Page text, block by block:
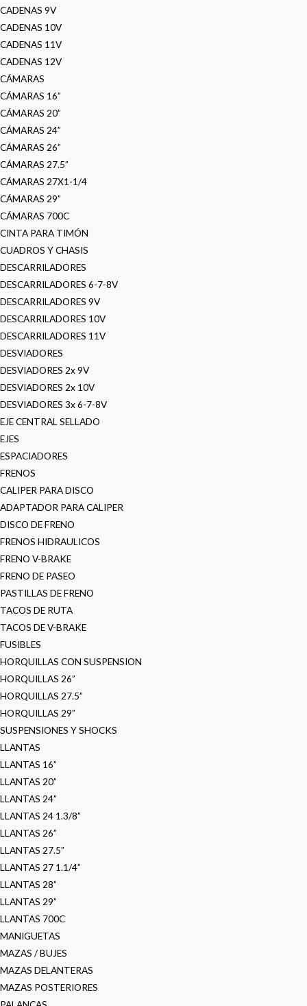
CADENAS 9V
CADENAS 10V
CADENAS 11V
CADENAS 12V
CÁMARAS
CÁMARAS 16”
CÁMARAS 20”
CÁMARAS 24”
CÁMARAS 26”
CÁMARAS 27.5”
CÁMARAS 27X1-1/4
CÁMARAS 29”
CÁMARAS 700C
CINTA PARA TIMÓN
CUADROS Y CHASIS
DESCARRILADORES
DESCARRILADORES 6-7-8V
DESCARRILADORES 9V
DESCARRILADORES 10V
DESCARRILADORES 11V
DESVIADORES
DESVIADORES 2x 9V
DESVIADORES 2x 10V
DESVIADORES 3x 6-7-8V
EJE CENTRAL SELLADO
EJES
ESPACIADORES
FRENOS
CALIPER PARA DISCO
ADAPTADOR PARA CALIPER
DISCO DE FRENO
FRENOS HIDRAULICOS
FRENO V-BRAKE
FRENO DE PASEO
PASTILLAS DE FRENO
TACOS DE RUTA
TACOS DE V-BRAKE
FUSIBLES
HORQUILLAS CON SUSPENSION
HORQUILLAS 26”
HORQUILLAS 27.5”
HORQUILLAS 29”
SUSPENSIONES Y SHOCKS
LLANTAS
LLANTAS 16”
LLANTAS 20”
LLANTAS 24”
LLANTAS 24 1.3/8”
LLANTAS 26”
LLANTAS 27.5”
LLANTAS 27 1.1/4”
LLANTAS 28”
LLANTAS 29”
LLANTAS 700C
MANIGUETAS
MAZAS / BUJES
MAZAS DELANTERAS
MAZAS POSTERIORES